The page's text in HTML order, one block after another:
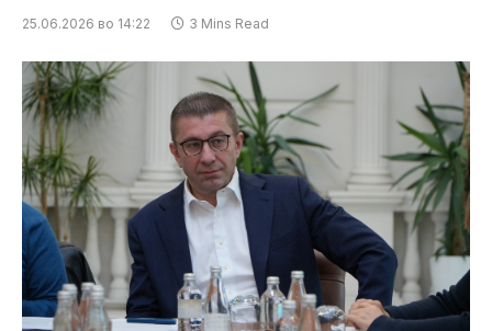
25.06.2026 во 14:22 3 Mins Read